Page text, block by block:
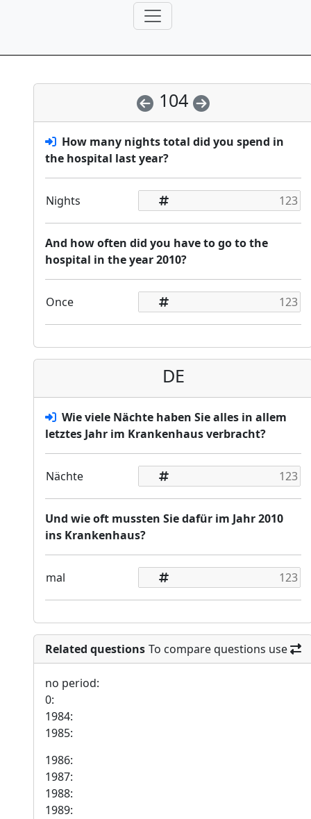
104
How many nights total did you spend in
the hospital last year?
Nights
And how often did you have to go to the
hospital in the year 2010?
Once
DE
Wie viele Nächte haben Sie alles in allem
letztes Jahr im Krankenhaus verbracht?
Nächte
Und wie oft mussten Sie dafür im Jahr 2010
ins Krankenhaus?
mal
Related questions To compare questions use
no period:
0:
1984:
1985:
1986:
1987:
1988:
1989: